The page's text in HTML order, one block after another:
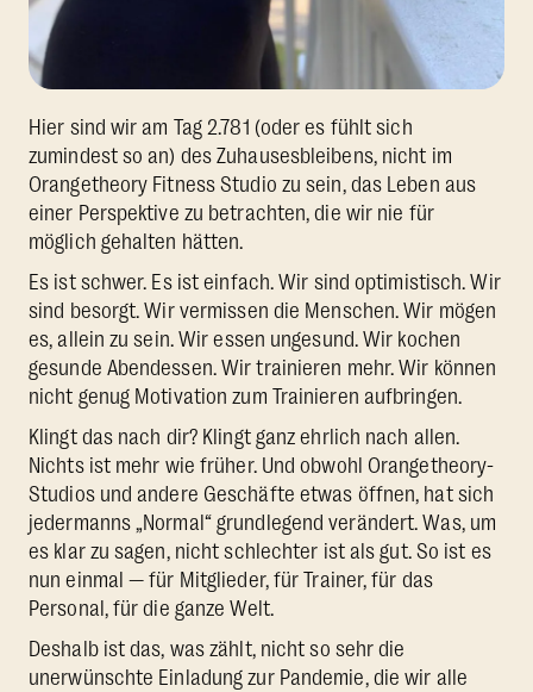
Hier sind wir am Tag 2.781 (oder es fühlt sich
zumindest so an) des Zuhausesbleibens, nicht im
Orangetheory Fitness Studio zu sein, das Leben aus
einer Perspektive zu betrachten, die wir nie für
möglich gehalten hätten.
Es ist schwer. Es ist einfach. Wir sind optimistisch. Wir
sind besorgt. Wir vermissen die Menschen. Wir mögen
es, allein zu sein. Wir essen ungesund. Wir kochen
gesunde Abendessen. Wir trainieren mehr. Wir können
nicht genug Motivation zum Trainieren aufbringen.
Klingt das nach dir? Klingt ganz ehrlich nach allen.
Nichts ist mehr wie früher. Und obwohl Orangetheory-
Studios und andere Geschäfte etwas öffnen, hat sich
jedermanns „Normal“ grundlegend verändert. Was, um
es klar zu sagen, nicht schlechter ist als gut. So ist es
nun einmal — für Mitglieder, für Trainer, für das
Personal, für die ganze Welt.
Deshalb ist das, was zählt, nicht so sehr die
unerwünschte Einladung zur Pandemie, die wir alle